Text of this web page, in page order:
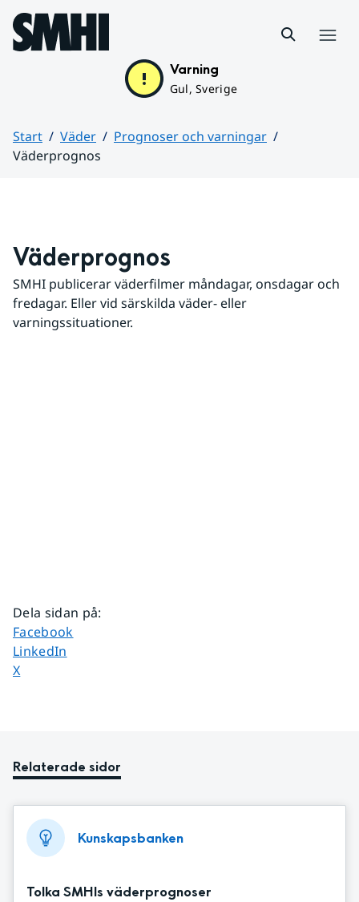
Hoppa till sidans innehåll
Varning
Gul, Sverige
Start Väder
Prognoser och varningar
Väderprognos
Väderprognos
SMHI publicerar väderfilmer måndagar, onsdagar och
fredagar. Eller vid särskilda väder- eller
varningssituationer.
Dela sidan på:
Dela sidan på
Facebook
Dela sidan på
LinkedIn
Dela sidan på
X
Relaterade sidor
Kunskapsbanken
Tolka SMHIs väderprognoser